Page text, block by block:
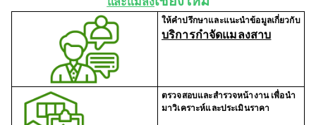
ให้คำปรึกษาและแนะนำข้อมูลเกี่ยวกับ
บริการกำจัดแมลงสาบ
ตรวจสอบและสำรวจหน้างาน เพื่อนำ
มาวิเคราะห์และประเมินราคา